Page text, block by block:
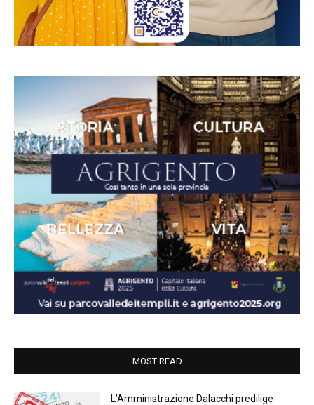
MOST READ
L’Amministrazione Dalacchi predilige